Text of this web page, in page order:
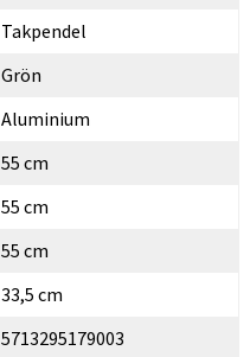
Takpendel
Grön
Aluminium
55 cm
55 cm
55 cm
33,5 cm
5713295179003